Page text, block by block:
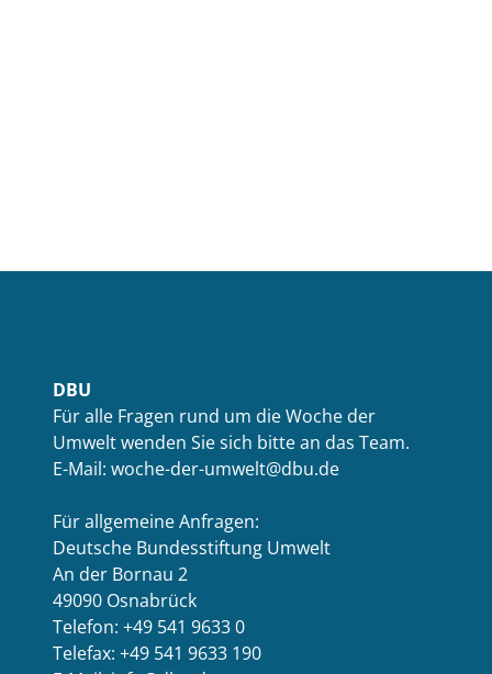
DBU
Für alle Fragen rund um die Woche der
Umwelt wenden Sie sich bitte an das Team.
E-Mail: woche-der-umwelt@dbu.de
Für allgemeine Anfragen:
Deutsche Bundesstiftung Umwelt
An der Bornau 2
49090 Osnabrück
Telefon: +49 541 9633 0
Telefax: +49 541 9633 190